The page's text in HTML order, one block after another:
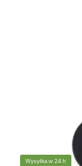
Wysyłka w 24 h